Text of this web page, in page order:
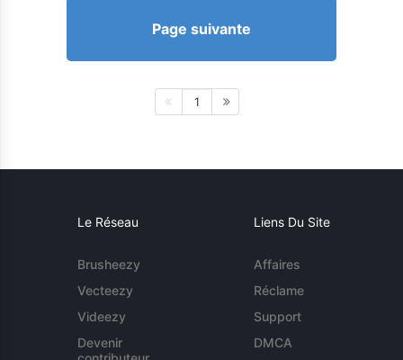
Page suivante
1
Le Réseau
Brusheezy
Vecteezy
Videezy
Devenir
Liens Du Site
Affaires
Réclame
Support
DMCA